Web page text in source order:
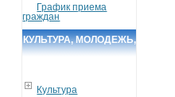
График приема
граждан
КУЛЬТУРА, МОЛОДЕЖЬ,
Культура